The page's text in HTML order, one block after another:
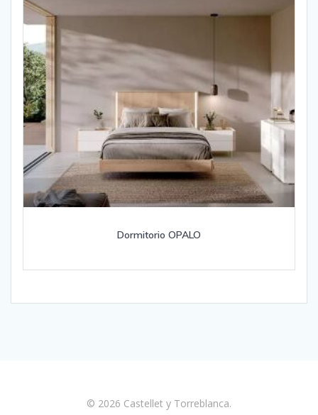
Dormitorio OPALO
© 2026 Castellet y Torreblanca.